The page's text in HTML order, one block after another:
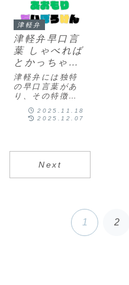
この言葉は、物
理的な冷たさを
表現する際に用
いられ、特に水
や氷、雪などに
触れたときの感
覚を指します。
使用...
津軽弁
津軽弁早口言
葉 しゃべれば
とかっちゃの
意味
津軽弁には独特
の早口言葉があ
り、その特徴は
発音にありま
れるし…」とい
う早口言葉は、
を象徴していま
2025.11.18
2025.12.07
Next
1 2